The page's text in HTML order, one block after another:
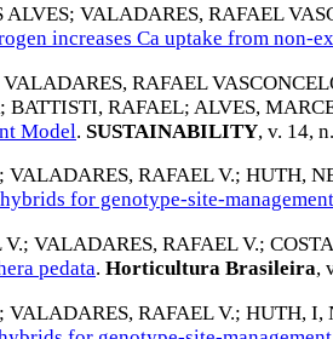
ALVES; VALADARES, RAFAEL
increases Ca uptake from non-
VALADARES, RAFAEL
; BATTISTI, RAFAEL; ALVES,
Model. SUSTAINABILITY, v. 14,
; VALADARES, RAFAEL V.; HUTH,
for genotype-site-
; VALADARES, RAFAEL V.;
pedata. Horticultura Brasileira,
; VALADARES, RAFAEL V.; HUTH, I,